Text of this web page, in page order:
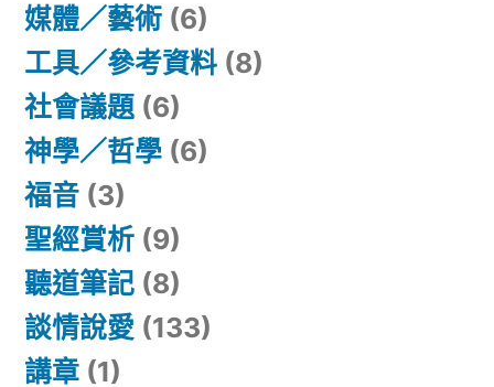
媒體／藝術 (6)
工具／參考資料 (8)
社會議題 (6)
神學／哲學 (6)
福音 (3)
聖經賞析 (9)
聽道筆記 (8)
談情說愛 (133)
講章 (1)